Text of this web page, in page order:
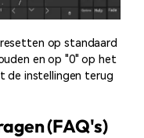
op standaard
en op "0" op het
de instellingen terug
(FAQ's)